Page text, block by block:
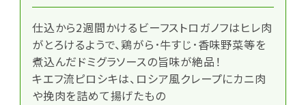
仕込から2週間かけるビーフストロガノフはヒレ肉
がとろけるようで、鶏がら･牛すじ･香味野菜等を
煮込んだドミグラソースの旨味が絶品！
キエフ流ピロシキは、ロシア風クレープにカニ肉
や挽肉を詰めて揚げたもの